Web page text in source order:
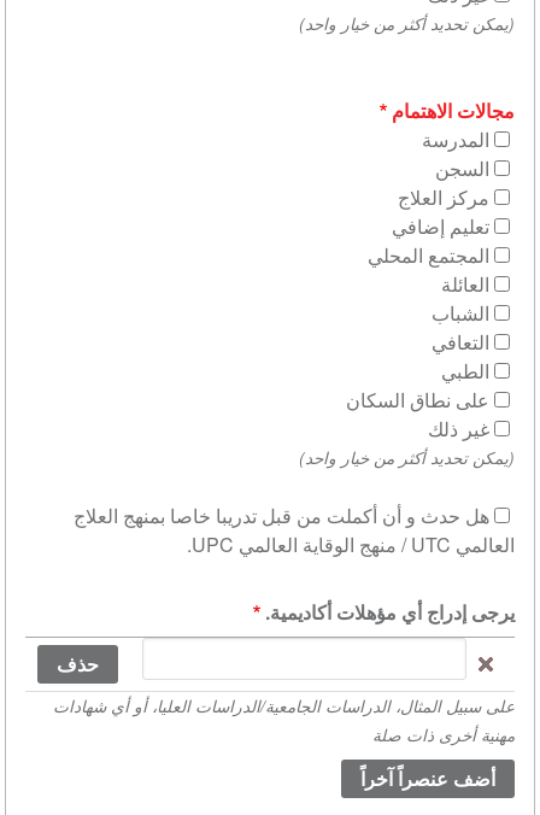
(يمكن تحديد أكثر من خيار واحد)
مجالات الاهتمام
المدرسة
السجن
مركز العلاج
تعليم إضافي
المجتمع المحلي
العائلة
الشباب
التعافي
الطبي
على نطاق السكان
غير ذلك
(يمكن تحديد أكثر من خيار واحد)
هل حدث و أن أكملت من قبل تدريبا خاصا بمنهج العلاج
العالمي UTC / منهج الوقاية العالمي UPC.
يرجى إدراج أي مؤهلات أكاديمية.
إدراج
أي
مؤهلات
أكاديمية.
(القيمة
على سبيل المثال، الدراسات الجامعية/الدراسات العليا، أو أي شهادات
مهنية أخرى ذات صلة